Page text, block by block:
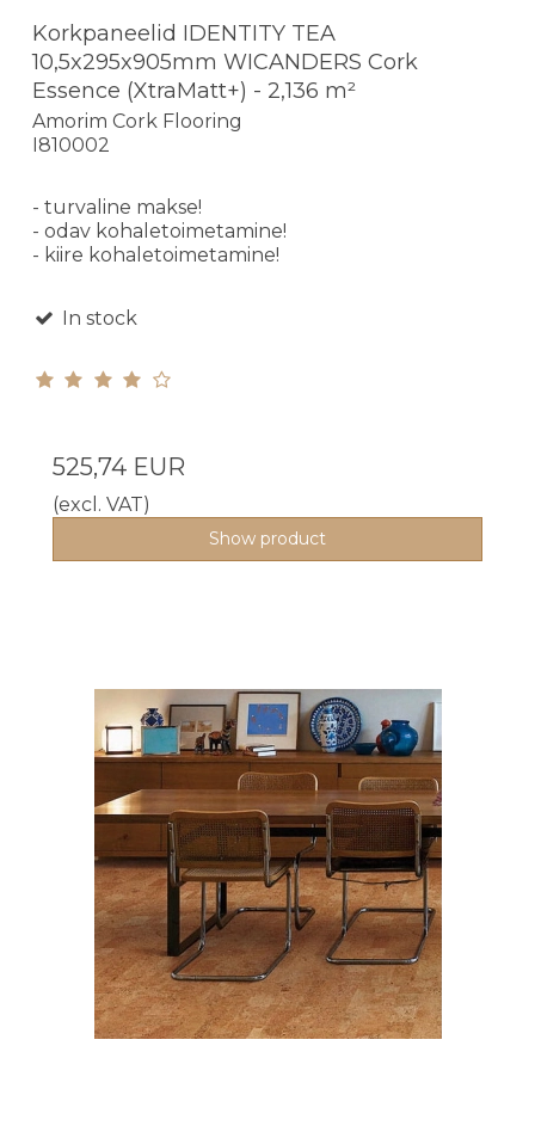
Korkpaneelid IDENTITY TEA
10,5x295x905mm WICANDERS Cork
Essence (XtraMatt+) - 2,136 m²
Amorim Cork Flooring
I810002
- turvaline makse!
- odav kohaletoimetamine!
- kiire kohaletoimetamine!
In stock
525,74 EUR
(excl. VAT)
Show product